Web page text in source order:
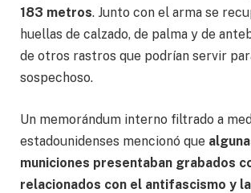
183 metros. Junto con el arma se
huellas de calzado, de palma y de
de otros rastros que podrían servir
sospechoso.
Un memorándum interno filtrado a
estadounidenses mencionó que
municiones presentaban grabados
relacionados con el antifascismo y